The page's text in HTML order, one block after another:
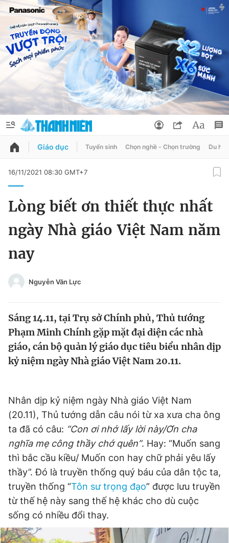
QUẢNG CÁO ĐẶT BÁO
Chuyên mục
Chào ngày mới
Video Magazine
Sản phẩm khác
Thông tin tòa soạn Liên hệ quảng cáo
Đọc Thanh Niên trên điện thoại
Đổi mật khẩu
Tin đã lưu
Tin đã xem
Đăng xuất
Giáo dục Tuyển sinh Chọn nghề - Chọn trường Du học
16/11/2021 08:30 GMT+7
Lòng biết ơn thiết thực nhất
ngày Nhà giáo Việt Nam năm
nay
Nguyễn Văn Lực
Sáng 14.11, tại Trụ sở Chính phủ, Thủ tướng
Phạm Minh Chính gặp mặt đại diện các nhà
giáo, cán bộ quản lý giáo dục tiêu biểu nhân dịp
kỷ niệm ngày Nhà giáo Việt Nam 20.11.
Nhân dịp kỷ niệm ngày Nhà giáo Việt Nam
(20.11), Thủ tướng dẫn câu nói từ xa xưa cha ông
ta đã có câu: “Con ơi nhớ lấy lời này/Ơn cha
nghĩa mẹ công thầy chớ quên”. Hay: “Muốn sang
thì bắc cầu kiều/ Muốn con hay chữ phải yêu lấy
thầy”. Đó là truyền thống quý báu của dân tộc ta,
truyền thống “Tôn sư trọng đạo” được lưu truyền
từ thế hệ này sang thế hệ khác cho dù cuộc
sống có nhiều đổi thay.